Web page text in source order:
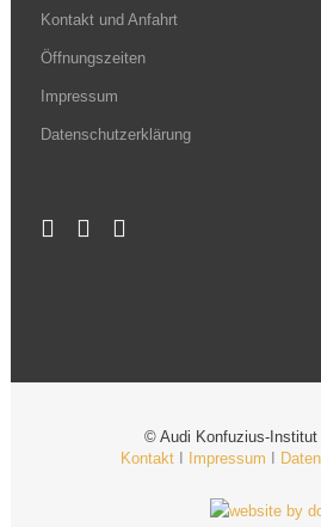
Kontakt und Anfahrt
Öffnungszeiten
Impressum
Datenschutzerklärung
© Audi Konfuzius-Institut
KontaktI Impressum